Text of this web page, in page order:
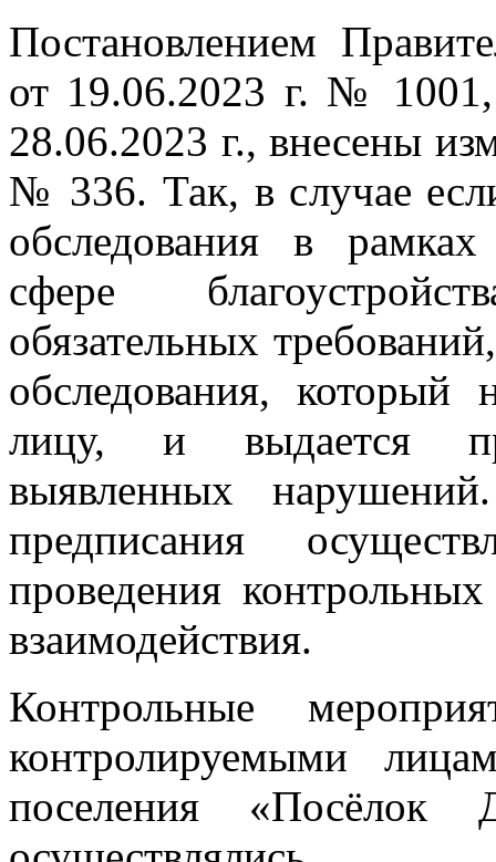
Постановлением
от 19.06.2023 г. №
28.06.2023 г., внесены
№ 336. Так, в случае
обследования в
сфере
обязательных
обследования, который
лицу, и выдается
выявленных
предписания
проведения
взаимодействия.
Контрольные
контролируемыми
поселения